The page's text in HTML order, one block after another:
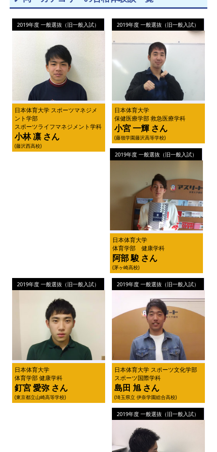
2019年度 一般選抜（旧一般入試）
日本体育大学 スポーツマネジメ
ント学部
スポーツライフマネジメント学科
小林 凛 さん
(藤沢西高校)
2019年度 一般選抜（旧一般入試）
日本体育大学
保健医療学部 救急医療学科
小宮 一輝 さん
(藤嶺学園藤沢高等学校)
2019年度 一般選抜（旧一般入試）
日本体育大学
体育学部 健康学科
阿部 駿 さん
(茅ヶ崎高校)
2019年度 一般選抜（旧一般入試）
日本体育大学 スポーツ文化学部
スポーツ国際学科
島田 旭 さん
(埼玉県立 伊奈学園総合高校)
2019年度 一般選抜（旧一般入試）
日本体育大学
体育学部 健康学科
釘宮 愛弥 さん
(東京都立山崎高等学校)
2019年度 一般選抜（旧一般入試）